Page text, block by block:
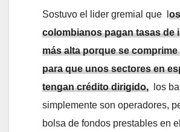
Sostuvo el lider gremial que l os
colombianos pagan tasas de
más alta porque se
para que unos sectores en
tengan crédito dirigido, los
simplemente son operadores,
bolsa de fondos prestables en